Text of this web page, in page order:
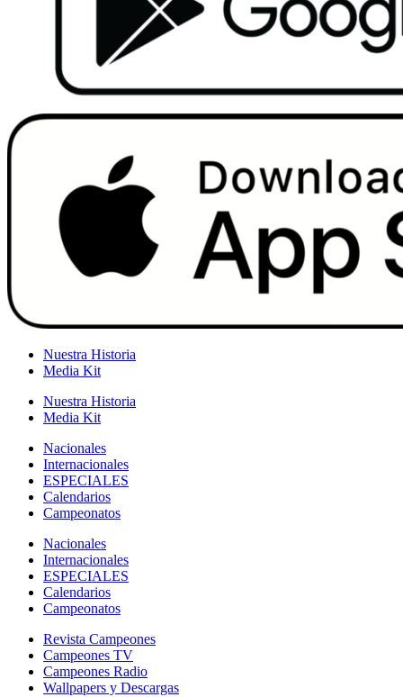
Nuestra Historia
Media Kit
Nuestra Historia
Media Kit
Nacionales
Internacionales
ESPECIALES
Calendarios
Campeonatos
Nacionales
Internacionales
ESPECIALES
Calendarios
Campeonatos
Revista Campeones
Campeones TV
Campeones Radio
Wallpapers y Descargas